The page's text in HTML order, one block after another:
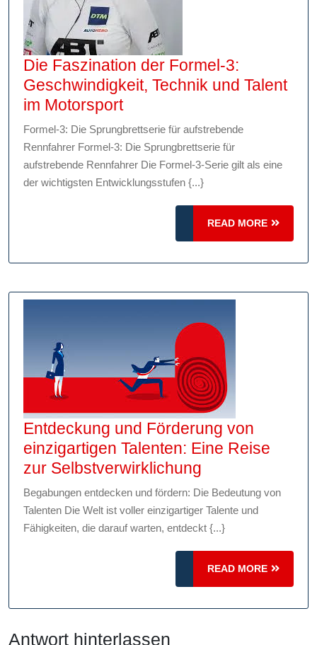
Die Faszination der Formel-3:
Geschwindigkeit, Technik und Talent
im MotorsportDie
Faszination
der
Formel-
3:
Geschwindigkeit,
Talent
Motorsport
Formel-3: Die Sprungbrettserie für aufstrebende
Rennfahrer Formel-3: Die Sprungbrettserie für
aufstrebende Rennfahrer Die Formel-3-Serie gilt als eine
der wichtigsten Entwicklungsstufen {...}
READ MORE
READ
MORE
Entdeckung und Förderung von
einzigartigen Talenten: Eine Reise
zur Selbstverwirklichung
und
Förderung
von
einzigartigen
Talenten:
Eine
Reise
Begabungen entdecken und fördern: Die Bedeutung von
Talenten Die Welt ist voller einzigartiger Talente und
Fähigkeiten, die darauf warten, entdeckt {...}
READ MORE
READ
MORE
Antwort hinterlassen